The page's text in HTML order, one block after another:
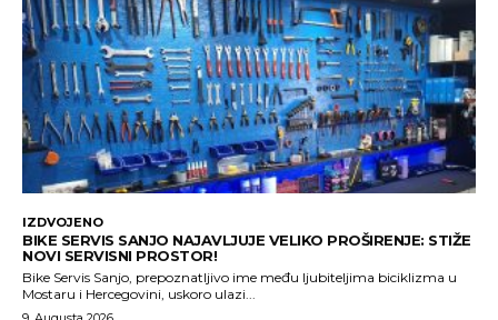
IZDVOJENO
BIKE SERVIS SANJO NAJAVLJUJE VELIKO PROŠIRENJE: STIŽE
NOVI SERVISNI PROSTOR!
Bike Servis Sanjo, prepoznatljivo ime među ljubiteljima biciklizma u
Mostaru i Hercegovini, uskoro ulazi...